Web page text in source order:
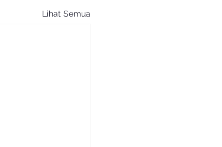
Lihat Semua